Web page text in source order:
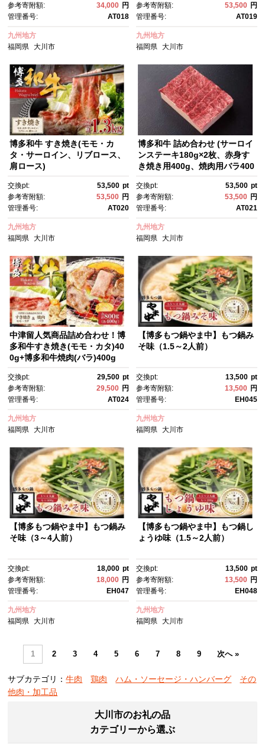
参考寄附額: 34,000 円
管理番号:
AT018
九州地方
福岡県
大川市
参考寄附額: 53,500 円
管理番号:
AT019
九州地方
福岡県 大川市
博多和牛 すき焼き(モモ・カ
タ・サーロイン、リブロース、
肩ロース)
交換pt: 53,500 pt
参考寄附額:
53,500 円
管理番号:
AT020
九州地方
福岡県
大川市
博多和牛 詰め合わせ (サーロイ
ンステーキ180g×2枚、赤身す
き焼き用400g、焼肉用バラ400
交換pt: 53,500 pt
参考寄附額:
53,500 円
管理番号:
AT021
九州地方
福岡県 大川市
中津留人気商品詰め合わせ！博
多和牛すき焼き(モモ・カタ)40
0g+博多和牛焼肉(バラ)400g
交換pt: 29,500 pt
参考寄附額:
29,500 円
管理番号:
AT024
九州地方
福岡県
大川市
【博多もつ鍋やま中】もつ鍋み
そ味（1.5～2人前）
交換pt: 13,500 pt
参考寄附額:
13,500 円
管理番号:
EH045
九州地方
福岡県 大川市
【博多もつ鍋やま中】もつ鍋み
そ味（3～4人前）
交換pt: 18,000 pt
参考寄附額:
18,000 円
管理番号:
EH047
九州地方
福岡県
大川市
【博多もつ鍋やま中】もつ鍋し
ょうゆ味（1.5～2人前）
交換pt: 13,500 pt
参考寄附額:
13,500 円
管理番号:
EH048
九州地方
福岡県 大川市
1 2 3 4 5 6 7 8 9 次へ »
サブカテゴリ：牛肉 鶏肉 ハム・ソーセージ・ハンバーグ
その
他肉・加工品
大川市のお礼の品
カテゴリーから選ぶ